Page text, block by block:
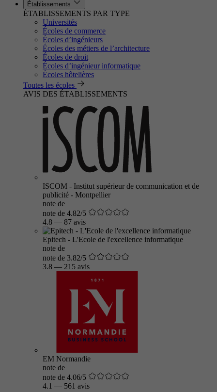
Établissements
ÉTABLISSEMENTS PAR TYPE
Universités
Écoles de commerce
Écoles d’ingénieurs
Écoles des métiers de l’architecture
Écoles de droit
Écoles d’ingénieur informatique
Écoles hôtelières
Toutes les écoles
AVIS DES ÉTABLISSEMENTS
ISCOM - Institut supérieur de communication et de
publicité - Montpellier
note de
note de 4.82/5
4.8 — 87 avis
Epitech - L'Ecole de l'excellence informatique
note de
note de 3.82/5
3.8 — 215 avis
EM Normandie
note de
note de 4.06/5
4.1 — 561 avis